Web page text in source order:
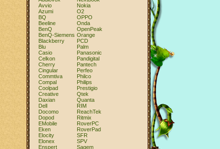
Avvio
Azumi
BQ
Beeline
BenQ
BenQ-Siemens
Blackberry
Blu
Casio
Celkon
Cherry
Cingular
Commtiva
Compal
Coolpad
Creative
Daxian
Dell
Docomo
Dopod
EMobile
Eken
Elocity
Elonex
Enspert
Nokia
O2
OPPO
Onda
OpenPeak
Orange
PCD
Palm
Panasonic
Pandigital
Pantech
Perfeo
Philco
Philips
Prestigio
Qtek
Quanta
RIM
ReachTek
Ritmix
RoverPC
RoverPad
SFR
SPV
Sagem